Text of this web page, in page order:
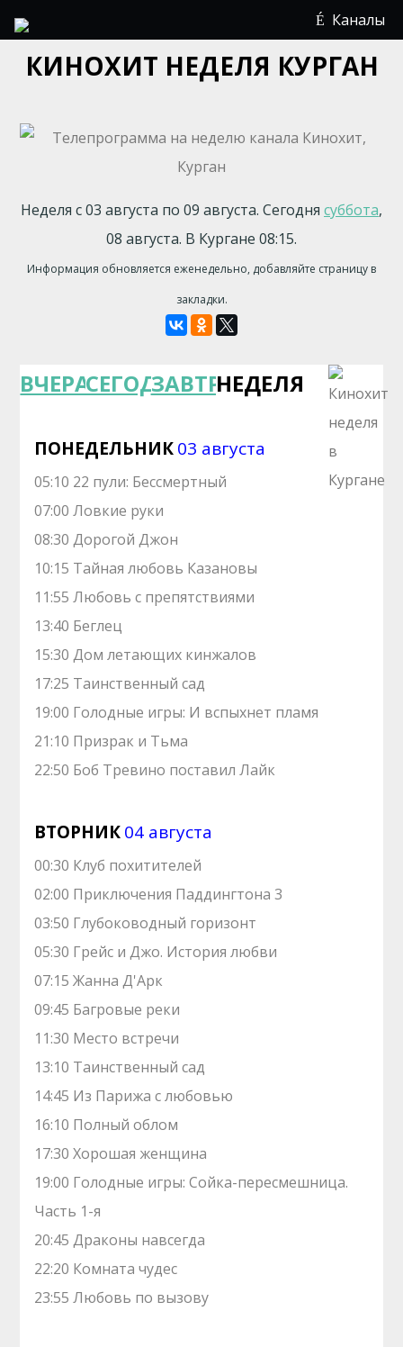
Каналы
КИНОХИТ НЕДЕЛЯ КУРГАН
Неделя с 03 августа по 09 августа. Сегодня суббота,
08 августа. В Кургане 08:15.
Информация обновляется еженедельно, добавляйте страницу в
закладки.
ВЧЕРАСЕГОДНЯЗАВТРАНЕДЕЛЯ
ПОНЕДЕЛЬНИК03 августа
05:10 22 пули: Бессмертный
07:00 Ловкие руки
08:30 Дорогой Джон
10:15 Тайная любовь Казановы
11:55 Любовь с препятствиями
13:40 Беглец
15:30 Дом летающих кинжалов
17:25 Таинственный сад
19:00 Голодные игры: И вспыхнет пламя
21:10 Призрак и Тьма
22:50 Боб Тревино поставил Лайк
ВТОРНИК04 августа
00:30 Клуб похитителей
02:00 Приключения Паддингтона 3
03:50 Глубоководный горизонт
05:30 Грейс и Джо. История любви
07:15 Жанна Д'Арк
09:45 Багровые реки
11:30 Место встречи
13:10 Таинственный сад
14:45 Из Парижа с любовью
16:10 Полный облом
17:30 Хорошая женщина
19:00 Голодные игры: Сойка-пересмешница.
Часть 1-я
20:45 Драконы навсегда
22:20 Комната чудес
23:55 Любовь по вызову